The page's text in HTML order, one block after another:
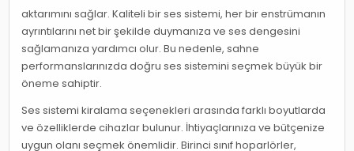
aktarımını sağlar. Kaliteli bir ses sistemi, her bir enstrümanın
ayrıntılarını net bir şekilde duymanıza ve ses dengesini
sağlamanıza yardımcı olur. Bu nedenle, sahne
performanslarınızda doğru ses sistemini seçmek büyük bir
öneme sahiptir.
Ses sistemi kiralama seçenekleri arasında farklı boyutlarda
ve özelliklerde cihazlar bulunur. İhtiyaçlarınıza ve bütçenize
uygun olanı seçmek önemlidir. Birinci sınıf hoparlörler,